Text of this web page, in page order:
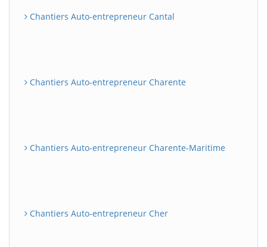
Chantiers Auto-entrepreneur Cantal
Chantiers Auto-entrepreneur Charente
Chantiers Auto-entrepreneur Charente-Maritime
Chantiers Auto-entrepreneur Cher